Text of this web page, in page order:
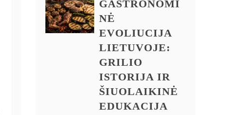
GASTRONOMI
NĖ
EVOLIUCIJA
LIETUVOJE:
GRILIO
ISTORIJA IR
ŠIUOLAIKINĖ
EDUKACIJA